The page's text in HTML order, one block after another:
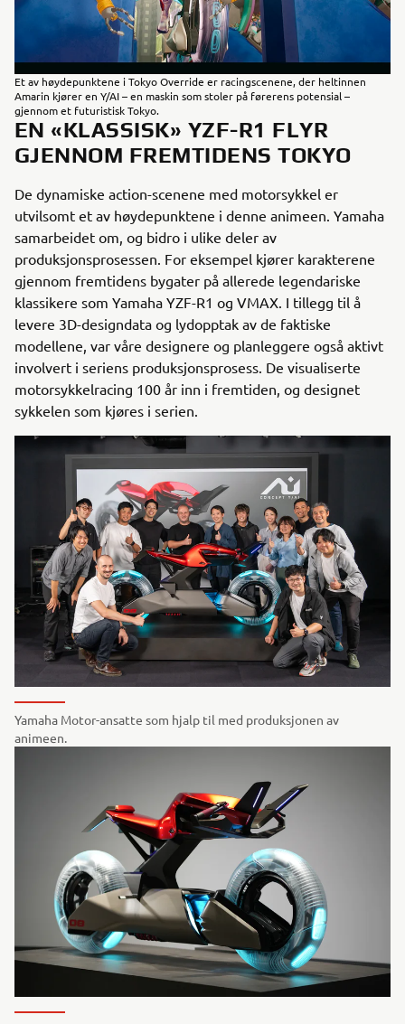
Et av høydepunktene i Tokyo Override er racingscenene, der heltinnen
Amarin kjører en Y/AI – en maskin som stoler på førerens potensial –
gjennom et futuristisk Tokyo.
EN «KLASSISK» YZF-R1 FLYR
GJENNOM FREMTIDENS TOKYO
De dynamiske action-scenene med motorsykkel er
utvilsomt et av høydepunktene i denne animeen. Yamaha
samarbeidet om, og bidro i ulike deler av
produksjonsprosessen. For eksempel kjører karakterene
gjennom fremtidens bygater på allerede legendariske
klassikere som Yamaha YZF-R1 og VMAX. I tillegg til å
levere 3D-designdata og lydopptak av de faktiske
modellene, var våre designere og planleggere også aktivt
involvert i seriens produksjonsprosess. De visualiserte
motorsykkelracing 100 år inn i fremtiden, og designet
sykkelen som kjøres i serien.
Yamaha Motor-ansatte som hjalp til med produksjonen av
animeen.